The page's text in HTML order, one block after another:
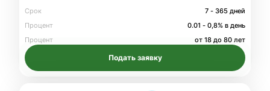
Срок
7 - 365 дней
Процент
0.01 - 0,8% в день
Процент
от 18 до 80 лет
Подать заявку